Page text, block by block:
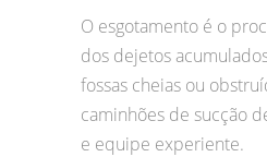
O esgotamento é o
dos dejetos
fossas cheias ou
caminhões de sucção
e equipe experiente.